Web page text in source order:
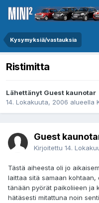
Kysymyksiä/vastauksia
Ristimitta
Lähettänyt Guest kaunotar
14. Lokakuuta, 2006 alueella
Guest
Kirjoitettu 14.
Tästä aiheesta oli jo
laittaa sitä samaan kohtaan,
tänään pyörät paikoliieen ja
hätäsesti mitattuna noin